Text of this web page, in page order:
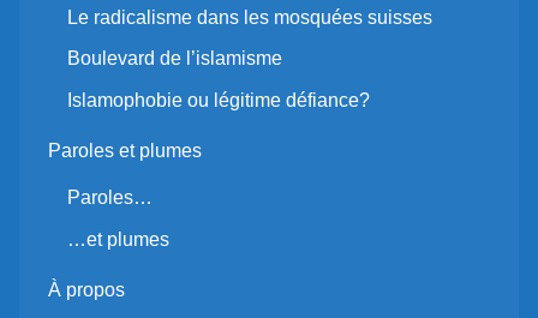
Le radicalisme dans les mosquées suisses
Boulevard de l’islamisme
Islamophobie ou légitime défiance?
Paroles et plumes
Paroles…
…et plumes
À propos